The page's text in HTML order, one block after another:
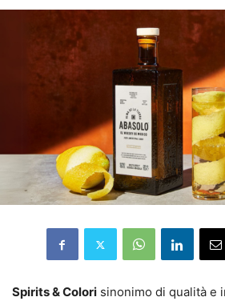
Spirits & Colori sinonimo di qualità e